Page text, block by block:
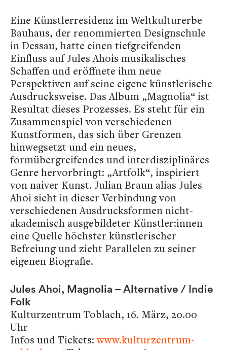
Eine Künstlerresidenz im Weltkulturerbe
Bauhaus, der renommierten Designschule
in Dessau, hatte einen tiefgreifenden
Einfluss auf Jules Ahois musikalisches
Schaffen und eröffnete ihm neue
Perspektiven auf seine eigene künstlerische
Ausdrucksweise. Das Album „Magnolia“ ist
Resultat dieses Prozesses. Es steht für ein
Zusammenspiel von verschiedenen
Kunstformen, das sich über Grenzen
hinwegsetzt und ein neues,
formübergreifendes und interdisziplinäres
Genre hervorbringt: „Artfolk“, inspiriert
von naiver Kunst. Julian Braun alias Jules
Ahoi sieht in dieser Verbindung von
verschiedenen Ausdrucksformen nicht-
akademisch ausgebildeter Künstler:innen
eine Quelle höchster künstlerischer
Befreiung und zieht Parallelen zu seiner
eigenen Biografie.
Jules Ahoi, Magnolia – Alternative / Indie
Folk
Kulturzentrum Toblach, 16. März, 20.00
Uhr
Infos und Tickets:www.kulturzentrum-